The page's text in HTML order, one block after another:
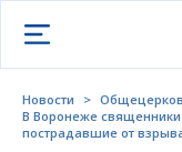
Открыть меню
Новости >
В Воронеже священники
пострадавшие от